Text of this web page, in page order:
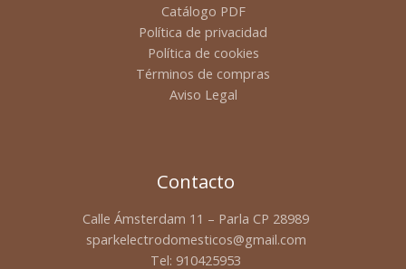
Catálogo PDF
Política de privacidad
Política de cookies
Términos de compras
Aviso Legal
Contacto
Calle Ámsterdam 11 – Parla CP 28989
sparkelectrodomesticos@gmail.com
Tel: 910425953